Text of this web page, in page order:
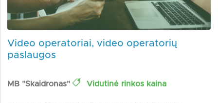
Video operatoriai, video operatorių
paslaugos
MB "Skaidronas" Vidutinė rinkos kaina